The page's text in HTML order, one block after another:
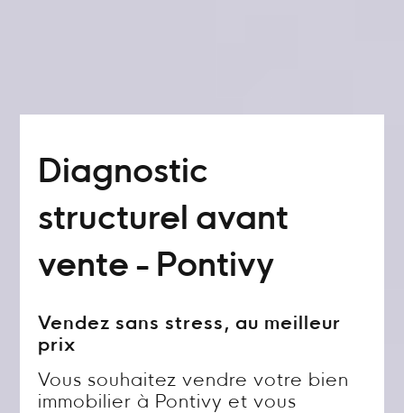
Diagnostic
structurel avant
vente - Pontivy
Vendez sans stress, au meilleur
prix
Vous souhaitez vendre votre bien
immobilier à Pontivy et vous